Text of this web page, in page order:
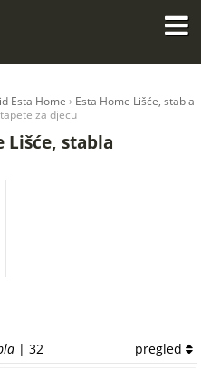
Esta Home › Esta Home Lišće, stabla
za djecu
Lišće, stabla
| 32 pregled